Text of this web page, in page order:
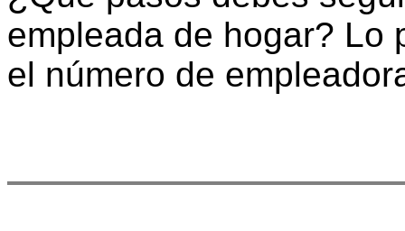
empleada de hogar? Lo
el número de